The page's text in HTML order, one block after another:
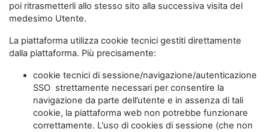
poi ritrasmetterli allo stesso sito alla successiva visita del
medesimo Utente.
La piattaforma utilizza cookie tecnici gestiti direttamente
dalla piattaforma. Più precisamente:
cookie tecnici di sessione/navigazione/autenticazione
SSO strettamente necessari per consentire la
navigazione da parte dell’utente e in assenza di tali
cookie, la piattaforma web non potrebbe funzionare
correttamente. L'uso di cookies di sessione (che non